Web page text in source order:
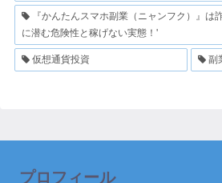
『かんたんスマホ副業（ニャンフク）』は
に潜む危険性と稼げない実態！'
仮想通貨投資 副
プロフィール